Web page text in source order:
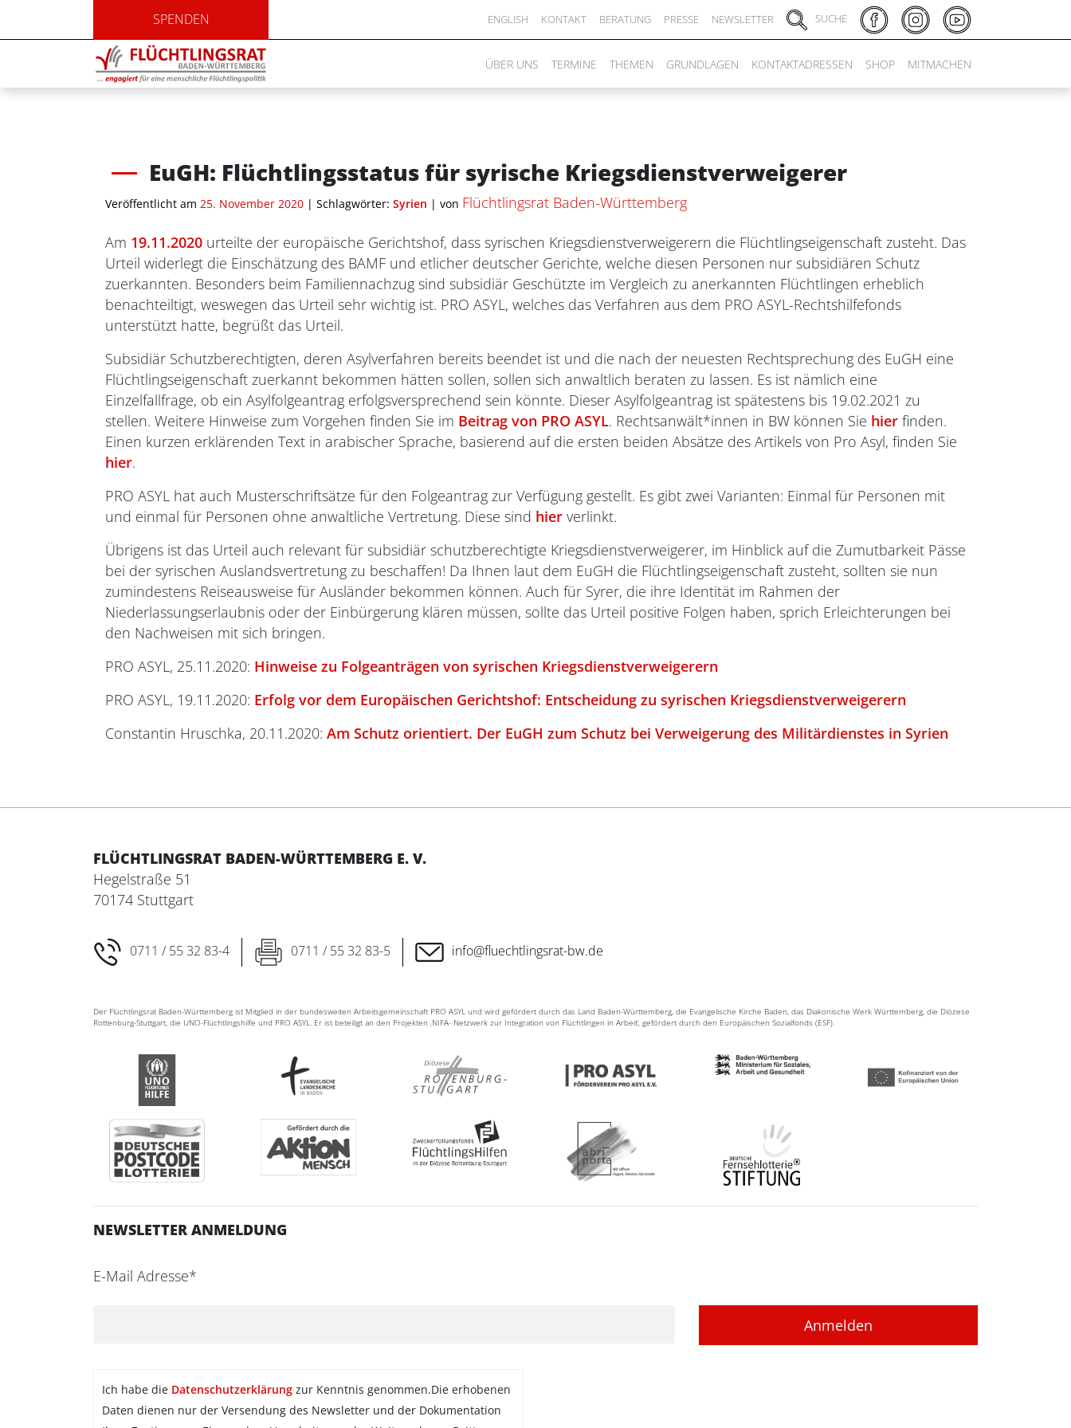
SPENDEN ENGLISH KONTAKT BERATUNG PRESSE NEWSLETTER SUCHE
ÜBER UNS TERMINE THEMEN GRUNDLAGEN KONTAKTADRESSEN SHOP MITMACHEN
EuGH: Flüchtlingsstatus für syrische Kriegsdienstverweigerer
Veröffentlicht am 25. November 2020 | Schlagwörter: Syrien | von Flüchtlingsrat Baden-Württemberg
Am 19.11.2020 urteilte der europäische Gerichtshof, dass syrischen Kriegsdienstverweigerern die Flüchtlingseigenschaft zusteht. Das
Urteil widerlegt die Einschätzung des BAMF und etlicher deutscher Gerichte, welche diesen Personen nur subsidiären Schutz
zuerkannten. Besonders beim Familiennachzug sind subsidiär Geschützte im Vergleich zu anerkannten Flüchtlingen erheblich
benachteiltigt, weswegen das Urteil sehr wichtig ist. PRO ASYL, welches das Verfahren aus dem PRO ASYL-Rechtshilfefonds
unterstützt hatte, begrüßt das Urteil.
Subsidiär Schutzberechtigten, deren Asylverfahren bereits beendet ist und die nach der neuesten Rechtsprechung des EuGH eine
Flüchtlingseigenschaft zuerkannt bekommen hätten sollen, sollen sich anwaltlich beraten zu lassen. Es ist nämlich eine
Einzelfallfrage, ob ein Asylfolgeantrag erfolgsversprechend sein könnte. Dieser Asylfolgeantrag ist spätestens bis 19.02.2021 zu
stellen. Weitere Hinweise zum Vorgehen finden Sie im Beitrag von PRO ASYL. Rechtsanwält*innen in BW können Sie hier finden.
Einen kurzen erklärenden Text in arabischer Sprache, basierend auf die ersten beiden Absätze des Artikels von Pro Asyl, finden Sie
hier.
PRO ASYL hat auch Musterschriftsätze für den Folgeantrag zur Verfügung gestellt. Es gibt zwei Varianten: Einmal für Personen mit
und einmal für Personen ohne anwaltliche Vertretung. Diese sind hier verlinkt.
Übrigens ist das Urteil auch relevant für subsidiär schutzberechtigte Kriegsdienstverweigerer, im Hinblick auf die Zumutbarkeit Pässe
bei der syrischen Auslandsvertretung zu beschaffen! Da Ihnen laut dem EuGH die Flüchtlingseigenschaft zusteht, sollten sie nun
zumindestens Reiseausweise für Ausländer bekommen können. Auch für Syrer, die ihre Identität im Rahmen der
Niederlassungserlaubnis oder der Einbürgerung klären müssen, sollte das Urteil positive Folgen haben, sprich Erleichterungen bei
den Nachweisen mit sich bringen.
PRO ASYL, 25.11.2020: Hinweise zu Folgeanträgen von syrischen Kriegsdienstverweigerern
PRO ASYL, 19.11.2020: Erfolg vor dem Europäischen Gerichtshof: Entscheidung zu syrischen Kriegsdienstverweigerern
Constantin Hruschka, 20.11.2020: Am Schutz orientiert. Der EuGH zum Schutz bei Verweigerung des Militärdienstes in Syrien
FLÜCHTLINGSRAT BADEN-WÜRTTEMBERG E. V.
Hegelstraße 51
70174 Stuttgart
0711 / 55 32 83-4 0711 / 55 32 83-5 info@fluechtlingsrat-bw.de
Der Flüchtlingsrat Baden-Württemberg ist Mitglied in der bundesweiten Arbeitsgemeinschaft PRO ASYL und wird gefördert durch das Land Baden-Württemberg, die Evangelische Kirche Baden, das Diakonische Werk Württemberg, die Diözese
Rottenburg-Stuttgart, die UNO-Flüchtlingshilfe und PRO ASYL. Er ist beteiligt an den Projekten ‚NIFA- Netzwerk zur Integration von Flüchtlingen in Arbeit‘, gefördert durch den Europäischen Sozialfonds (ESF).
NEWSLETTER ANMELDUNG
E-Mail Adresse*
Ich habe die Datenschutzerklärung zur Kenntnis genommen.Die erhobenen
Daten dienen nur der Versendung des Newsletter und der Dokumentation